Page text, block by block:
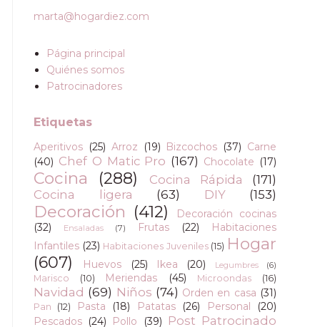
marta@hogardiez.com
Página principal
Quiénes somos
Patrocinadores
Etiquetas
Aperitivos (25) Arroz (19) Bizcochos (37) Carne
(40) Chef O Matic Pro (167) Chocolate (17)
Cocina (288) Cocina Rápida
(171)
Cocina ligera
(63) DIY (153)
Decoración (412)
Decoración cocinas
(32)
Ensaladas (7) Frutas (22)
Habitaciones
Infantiles (23) Habitaciones Juveniles (15) Hogar
(607)
Huevos (25) Ikea (20) Legumbres (6)
Marisco (10) Meriendas (45) Microondas (16)
Navidad (69) Niños (74) Orden en casa (31)
Pan (12) Pasta (18) Patatas (26) Personal
(20)
Pescados (24) Pollo (39) Post Patrocinado